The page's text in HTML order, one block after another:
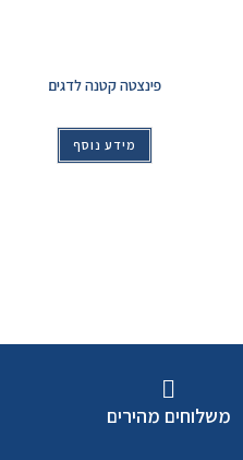
פינצטה קטנה לדגים
מידע נוסף
משלוחים מהירים